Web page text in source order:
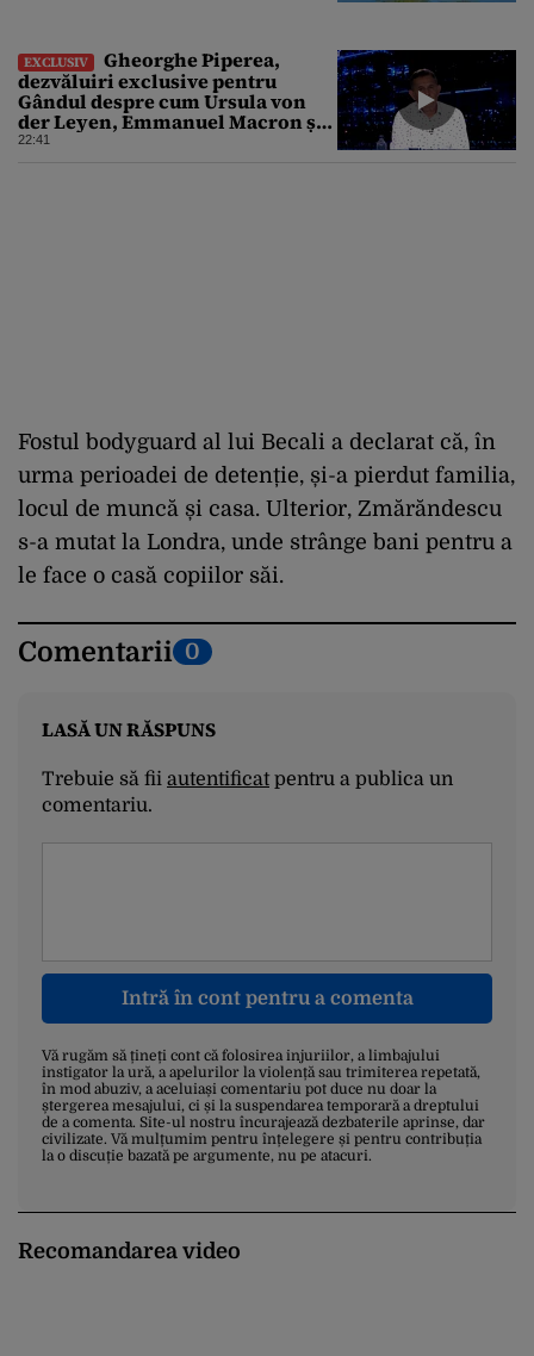
EXCLUSIV
Gheorghe Piperea,
dezvăluiri exclusive pentru
Gândul despre cum Ursula von
der Leyen, Emmanuel Macron și
Zelenski plănuiesc pe Signal să îl
22:41
Fostul bodyguard al lui Becali a declarat că, în
urma perioadei de detenție, și-a pierdut familia,
locul de muncă și casa. Ulterior, Zmărăndescu
s-a mutat la Londra, unde strânge bani pentru a
le face o casă copiilor săi.
Comentarii 0
LASĂ UN RĂSPUNS
Trebuie să fii autentificatpentru a publica un
comentariu.
Intră în cont pentru a comenta
Vă rugăm să țineți cont că folosirea injuriilor, a limbajului
instigator la ură, a apelurilor la violență sau trimiterea repetată,
în mod abuziv, a aceluiași comentariu pot duce nu doar la
ștergerea mesajului, ci și la suspendarea temporară a dreptului
de a comenta. Site-ul nostru încurajează dezbaterile aprinse, dar
civilizate. Vă mulțumim pentru înțelegere și pentru contribuția
la o discuție bazată pe argumente, nu pe atacuri.
Recomandarea video